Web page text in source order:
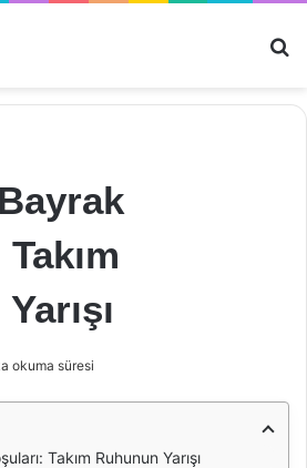
okuma süresi
Takım Ruhunun Yarışı